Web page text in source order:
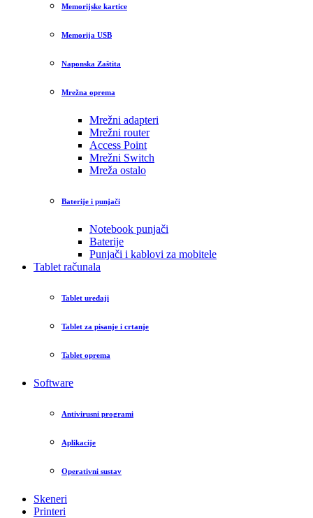
Memorijske kartice
Memorija USB
Naponska Zaštita
Mrežna oprema
Mrežni adapteri
Mrežni router
Access Point
Mrežni Switch
Mreža ostalo
Baterije i punjači
Notebook punjači
Baterije
Punjači i kablovi za mobitele
Tablet računala
Tablet uređaji
Tablet za pisanje i crtanje
Tablet oprema
Software
Antivirusni programi
Aplikacije
Operativni sustav
Skeneri
Printeri